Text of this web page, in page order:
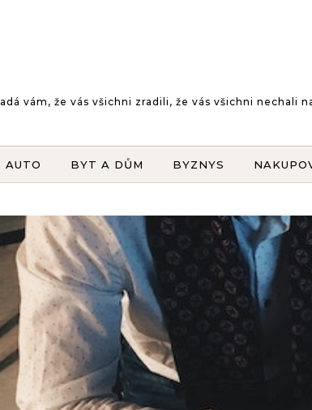
vám, že vás všichni zradili, že vás všichni nechali
AUTO BYT A DŮM BYZNYS